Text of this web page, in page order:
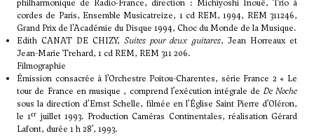
philharmonique de Radio-France, direction : Michiyoshi Inouë, Trio à
cordes de Paris, Ensemble Musicatreize, 1 cd REM, 1994, REM 311246,
Grand Prix de l'Académie du Disque 1994, Choc du Monde de la Musique.
Edith CANAT DE CHIZY, Suites pour deux guitares, Jean Horreaux et
Jean-Marie Trehard, 1 cd REM, REM 311 206.
Filmographie
Émission consacrée à l’Orchestre Poitou-Charentes, série France 2 « Le
tour de France en musique , comprend l’exécution intégrale de De Noche
sous la direction d’Ernst Schelle, filmée en l’Église Saint Pierre d’Oléron,
le 1er juillet 1993. Production Caméras Continentales, réalisation Gérard
Lafont, durée 1 h 28’, 1993.